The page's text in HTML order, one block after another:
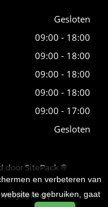
Gesloten
09:00 - 18:00
09:00 - 18:00
09:00 - 18:00
09:00 - 18:00
09:00 - 17:00
Gesloten
door SitePack ®
en verbeteren van
te gebruiken, gaat